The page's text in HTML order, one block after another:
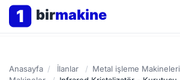
1 birmakine
Anasayfa / İlanlar / Metal işleme Makineleri